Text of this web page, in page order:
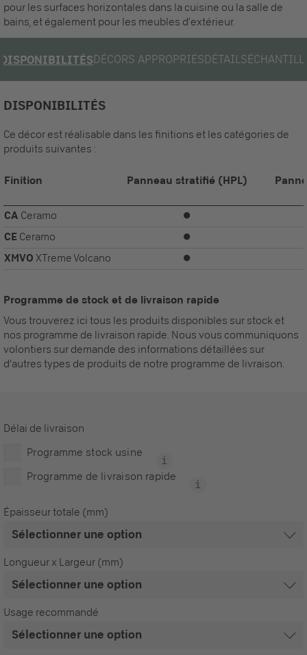
pour les surfaces horizontales dans la cuisine ou la salle de
bains, et également pour les meubles d’extérieur.
DISPONIBILITÉSDÉCORS APPROPRIÉSDÉTAILS
DISPONIBILITÉS
Ce décor est réalisable dans les finitions et les catégories de
produits suivantes :
Finition Panneau stratifié (HPL)
CA Ceramo ⏺
CE Ceramo ⏺
XMVO XTreme Volcano ⏺
Programme de stock et de livraison rapide
Vous trouverez ici tous les produits disponibles sur stock et
nos programme de livraison rapide. Nous vous communiquons
volontiers sur demande des informations détaillées sur
d'autres types de produits de notre programme de livraison.
Délai de livraison
Programme stock usine
Programme de livraison rapide
Épaisseur totale (mm)
Longueur x Largeur (mm)
Usage recommandé